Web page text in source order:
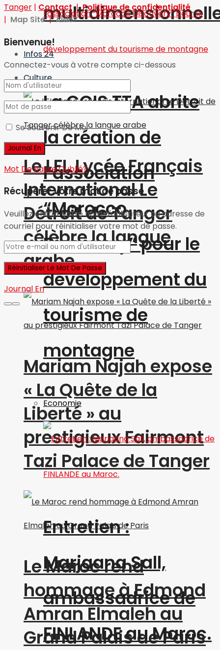
Infos 24
Culture
Le LFI, Lycée Français
International Le
Détroit de Tanger
célèbre la langue
arabe
Mariam Najah expose
« La Quête de la
Liberté » au
prestigieux Fairmont
Tazi Palace de Tanger
Le Maroc rend
hommage à Edmond
Amran Elmaleh au
Grand Palais de Paris
La CCIS TTA abrite
la création de
l’association
“Morocco
Discovery” pour le
développement du
tourisme de
montagne
Economie
Entretien :
Marjaana Sall,
ambassadrice de
FINLANDE au Maroc.
Tanger | Contact |Politique de confidentialité
| Map Site|Aide?
Bienvenue!
Connectez-vous à votre compte ci-dessous
Se Souvenir De Moi
Mot De Passe Oublié?
Récupérer votre mot de passe
Veuillez entrer votre nom d'utilisateur ou adresse de
courriel pour réinitialiser votre mot de passe.
Journal En